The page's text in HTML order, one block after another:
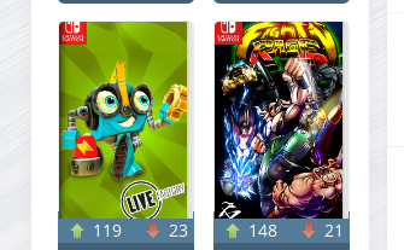
119 23 148 21